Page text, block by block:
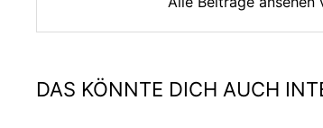
DAS KÖNNTE DICH AUCH